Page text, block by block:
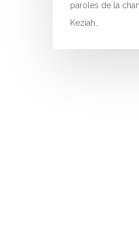
paroles de la
Keziah…